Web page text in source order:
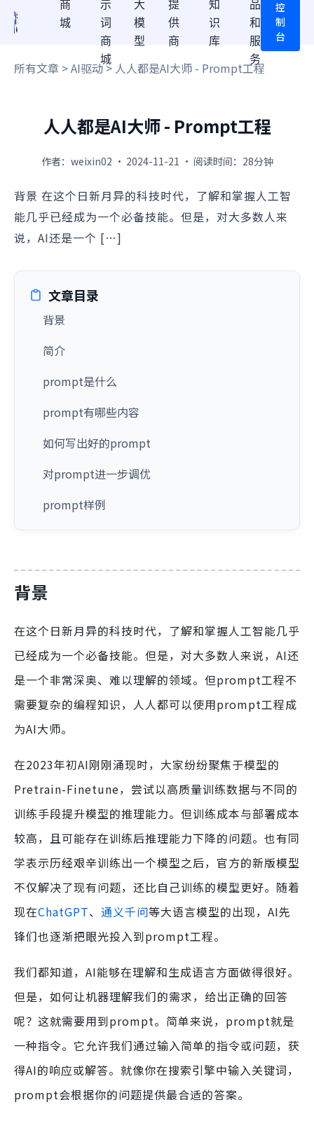
商
城
示
词
商
城
大
模
型
提
供
商
知
识
库
品
和
服
务
控
制
台
所有文章 >AI驱动> 人人都是AI大师 - Prompt工程
人人都是AI大师 - Prompt工程
作者：weixin02 · 2024-11-21 · 阅读时间：28分钟
背景 在这个日新月异的科技时代，了解和掌握人工智
能几乎已经成为一个必备技能。但是，对大多数人来
说，AI还是一个 […]
文章目录
背景
简介
prompt是什么
prompt有哪些内容
如何写出好的prompt
对prompt进一步调优
prompt样例
背景
在这个日新月异的科技时代，了解和掌握人工智能几乎
已经成为一个必备技能。但是，对大多数人来说，AI还
是一个非常深奥、难以理解的领域。但prompt工程不
需要复杂的编程知识，人人都可以使用prompt工程成
为AI大师。
在2023年初AI刚刚涌现时，大家纷纷聚焦于模型的
Pretrain-Finetune，尝试以高质量训练数据与不同的
训练手段提升模型的推理能力。但训练成本与部署成本
较高，且可能存在训练后推理能力下降的问题。也有同
学表示历经艰辛训练出一个模型之后，官方的新版模型
不仅解决了现有问题，还比自己训练的模型更好。随着
现在ChatGPT、 通义千问等大语言模型的出现，AI先
锋们也逐渐把眼光投入到prompt工程。
我们都知道，AI能够在理解和生成语言方面做得很好。
但是，如何让机器理解我们的需求，给出正确的回答
呢？这就需要用到prompt。简单来说，prompt就是
一种指令。它允许我们通过输入简单的指令或问题，获
得AI的响应或解答。就像你在搜索引擎中输入关键词，
prompt会根据你的问题提供最合适的答案。